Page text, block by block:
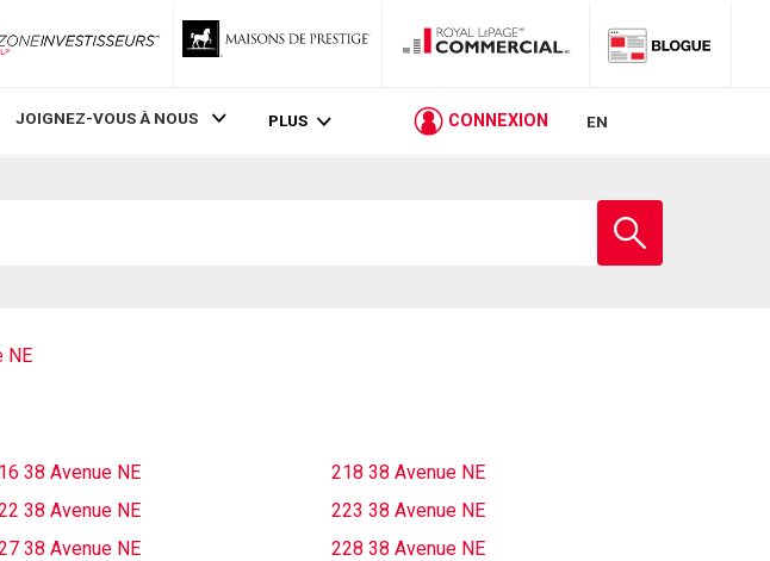
ZoneInvestisseurs RLP
JOIGNEZ-VOUS À NOUS PLUS CONNEXION EN
NE
38 Avenue NE
218 38 Avenue NE
38 Avenue NE
223 38 Avenue NE
38 Avenue NE
228 38 Avenue NE